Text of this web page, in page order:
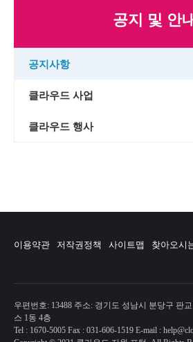
공지 및 안
공지사항
클라우드 사업
클라우드 행사
이용약관 저작권정책 사이트맵 찾아오시
우편번호: 13488 주소: 경기도 성남시 분당구 판
스 1동 4층
Tel : 1670-5005 Fax : 031-606-1519 E-mail :